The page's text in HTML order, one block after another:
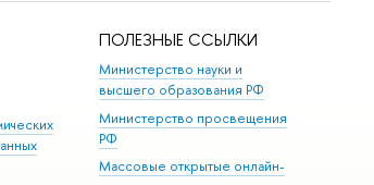
ПОЛЕЗНЫЕ ССЫЛКИ
Министерство науки и
высшего образования РФ
Министерство просвещения
РФ
Массовые открытые онлайн-